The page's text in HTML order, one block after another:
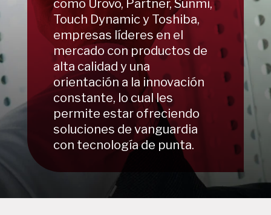
como Urovo, Partner, Sunmi,
Touch Dynamic y Toshiba,
empresas líderes en el
mercado con productos de
alta calidad y una
orientación a la innovación
constante, lo cual les
permite estar ofreciendo
soluciones de vanguardia
con tecnología de punta.